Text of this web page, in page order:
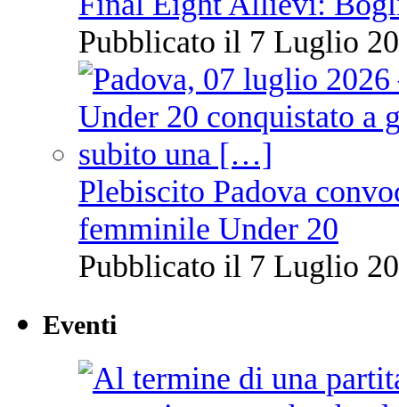
Pubblicato il 7 Luglio
Plebiscito Padova
femminile Under 20
Pubblicato il 7 Luglio
Eventi